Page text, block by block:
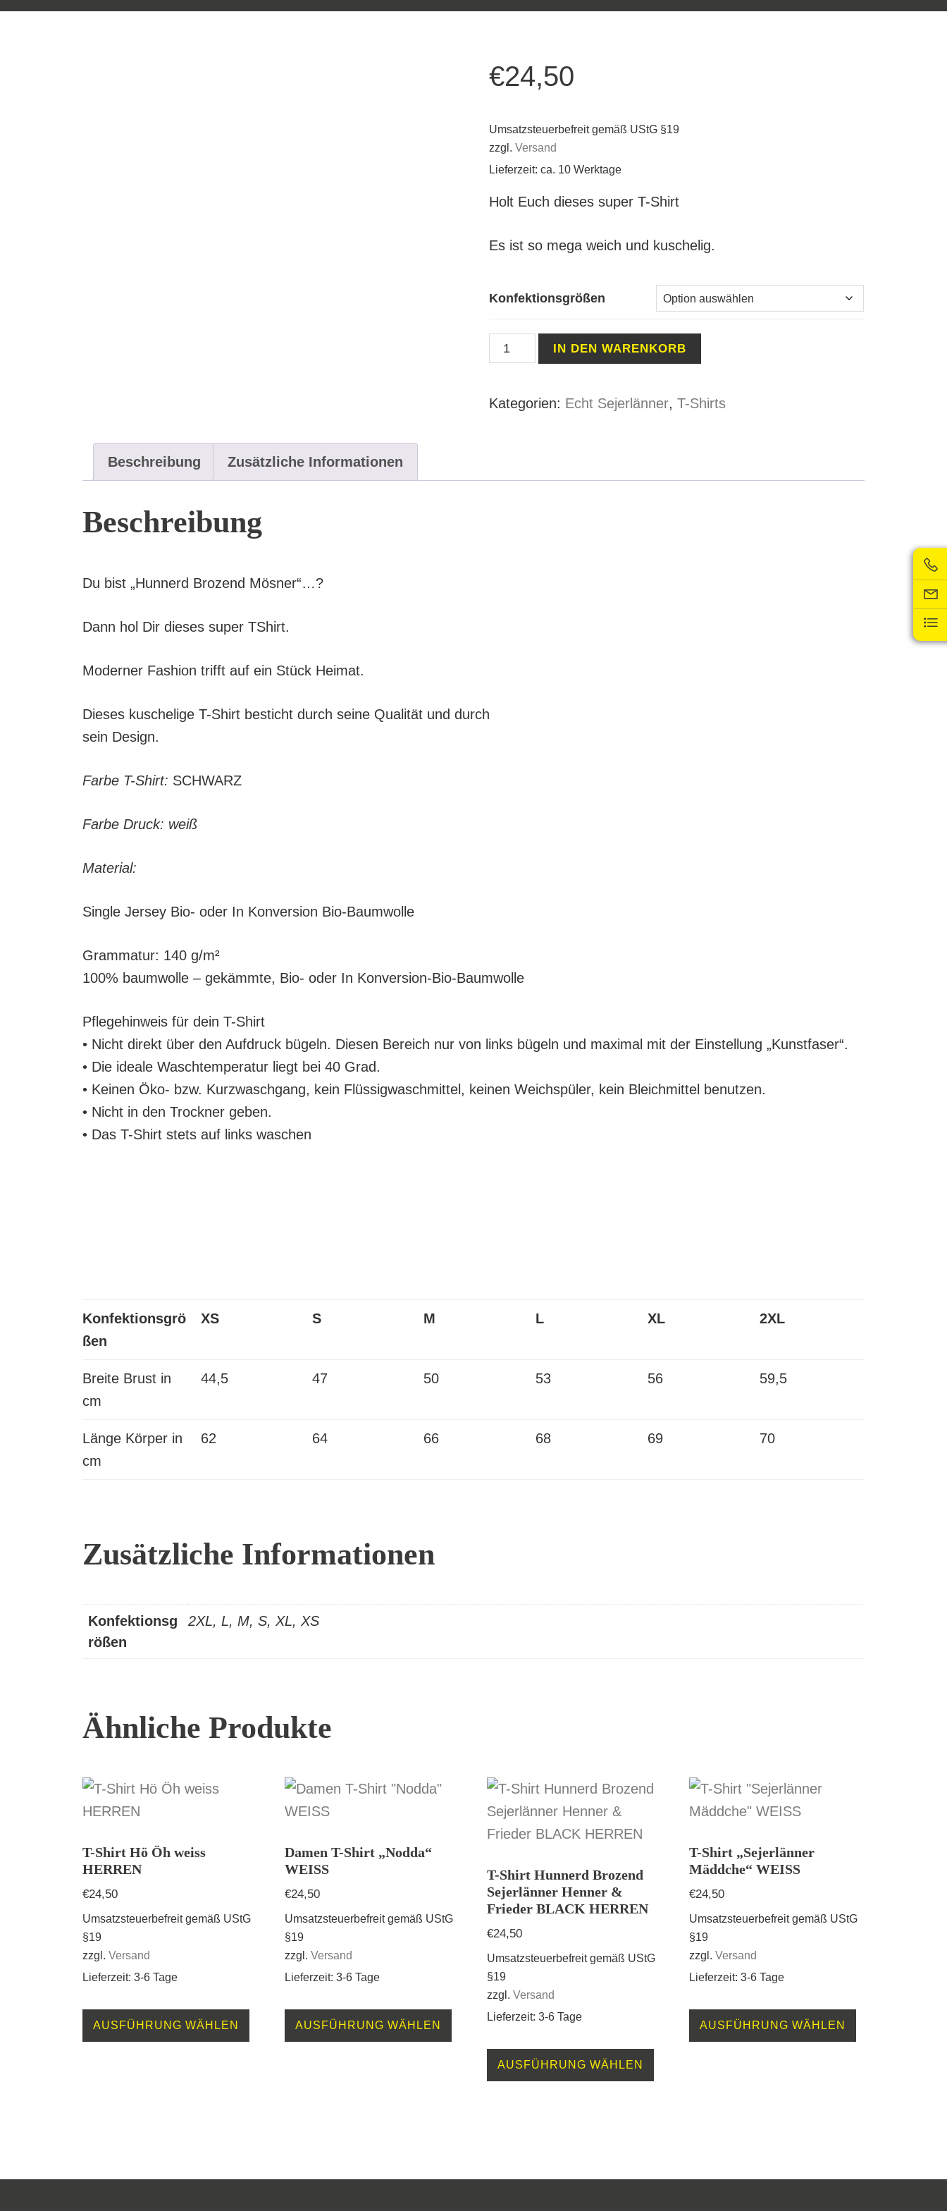
€24,50
Umsatzsteuerbefreit gemäß UStG §19
zzgl.Versand
Lieferzeit: ca. 10 Werktage
Holt Euch dieses super T-Shirt
Es ist so mega weich und kuschelig.
Konfektionsgrößen
Shirt
Logo
HERREN
IN DEN WARENKORB
Kategorien: Echt Sejerlänner,T-Shirts
Beschreibung Zusätzliche Informationen
Beschreibung
Du bist „Hunnerd Brozend Mösner“…?
Dann hol Dir dieses super TShirt.
Moderner Fashion trifft auf ein Stück Heimat.
Dieses kuschelige T-Shirt besticht durch seine Qualität und durch
sein Design.
Farbe T-Shirt: SCHWARZ
Farbe Druck: weiß
Material:
Single Jersey Bio- oder In Konversion Bio-Baumwolle
Grammatur: 140 g/m²
100% baumwolle – gekämmte, Bio- oder In Konversion-Bio-Baumwolle
Pflegehinweis für dein T-Shirt
• Nicht direkt über den Aufdruck bügeln. Diesen Bereich nur von links bügeln und maximal mit der Einstellung „Kunstfaser“.
• Die ideale Waschtemperatur liegt bei 40 Grad.
• Keinen Öko- bzw. Kurzwaschgang, kein Flüssigwaschmittel, keinen Weichspüler, kein Bleichmittel benutzen.
• Nicht in den Trockner geben.
• Das T-Shirt stets auf links waschen
Konfektionsgrö
ßen
XS S M L XL 2XL
Breite Brust in
cm
44,5 47 50 53 56 59,5
Länge Körper in
cm
62 64 66 68 69 70
Zusätzliche Informationen
Konfektionsg
rößen
2XL, L, M, S, XL, XS
Ähnliche Produkte
T-Shirt Hö Öh weiss
HERREN
€24,50
Umsatzsteuerbefreit gemäß UStG
§19
zzgl. Versand
Lieferzeit: 3-6 Tage
AUSFÜHRUNG WÄHLEN
Dieses
Produkt
Damen T-Shirt „Nodda“
WEISS
€24,50
Umsatzsteuerbefreit gemäß UStG
§19
zzgl. Versand
Lieferzeit: 3-6 Tage
AUSFÜHRUNG WÄHLEN
Dieses
T-Shirt Hunnerd Brozend
Sejerlänner Henner &
Frieder BLACK HERREN
€24,50
Umsatzsteuerbefreit gemäß UStG
§19
zzgl. Versand
Lieferzeit: 3-6 Tage
AUSFÜHRUNG WÄHLEN
Dieses
Die
T-Shirt „Sejerlänner
Mäddche“ WEISS
€24,50
Umsatzsteuerbefreit gemäß UStG
§19
zzgl. Versand
Lieferzeit: 3-6 Tage
AUSFÜHRUNG WÄHLEN
Dieses